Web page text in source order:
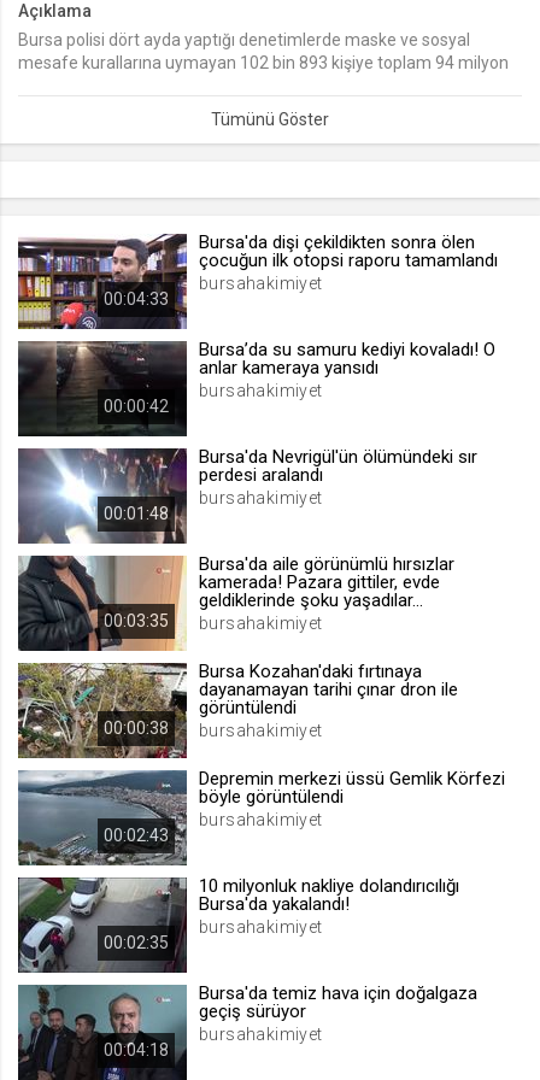
lang
.web.tv
Seçilen dil tercihini tutmak
.web.tv
Oturum verisini tutmak
1 gün
[hash]
.web.tv
1 ay
.web.tv
Site içeriği önerme
1 yıl
voteLike*
.web.tv
beğenme
1 ay
voteDislike*
.web.tv
1 ay
Açıklama
Bursa polisi dört ayda yaptığı denetimlerde maske ve sosyal
mesafe kurallarına uymayan 102 bin 893 kişiye toplam 94 milyon
00:04:33
Bursa'da dişi çekildikten sonra ölen
çocuğun ilk otopsi raporu tamamlandı
bursahakimiyet
00:00:42
Bursa’da su samuru kediyi kovaladı! O
anlar kameraya yansıdı
bursahakimiyet
00:01:48
Bursa'da Nevrigül'ün ölümündeki sır
perdesi aralandı
bursahakimiyet
00:03:35
Bursa'da aile görünümlü hırsızlar
kamerada! Pazara gittiler, evde
geldiklerinde şoku yaşadılar...
bursahakimiyet
00:00:38
Bursa Kozahan'daki fırtınaya
dayanamayan tarihi çınar dron ile
görüntülendi
bursahakimiyet
00:02:43
Depremin merkezi üssü Gemlik Körfezi
böyle görüntülendi
bursahakimiyet
00:02:35
10 milyonluk nakliye dolandırıcılığı
Bursa'da yakalandı!
bursahakimiyet
00:04:18
Bursa'da temiz hava için doğalgaza
geçiş sürüyor
bursahakimiyet